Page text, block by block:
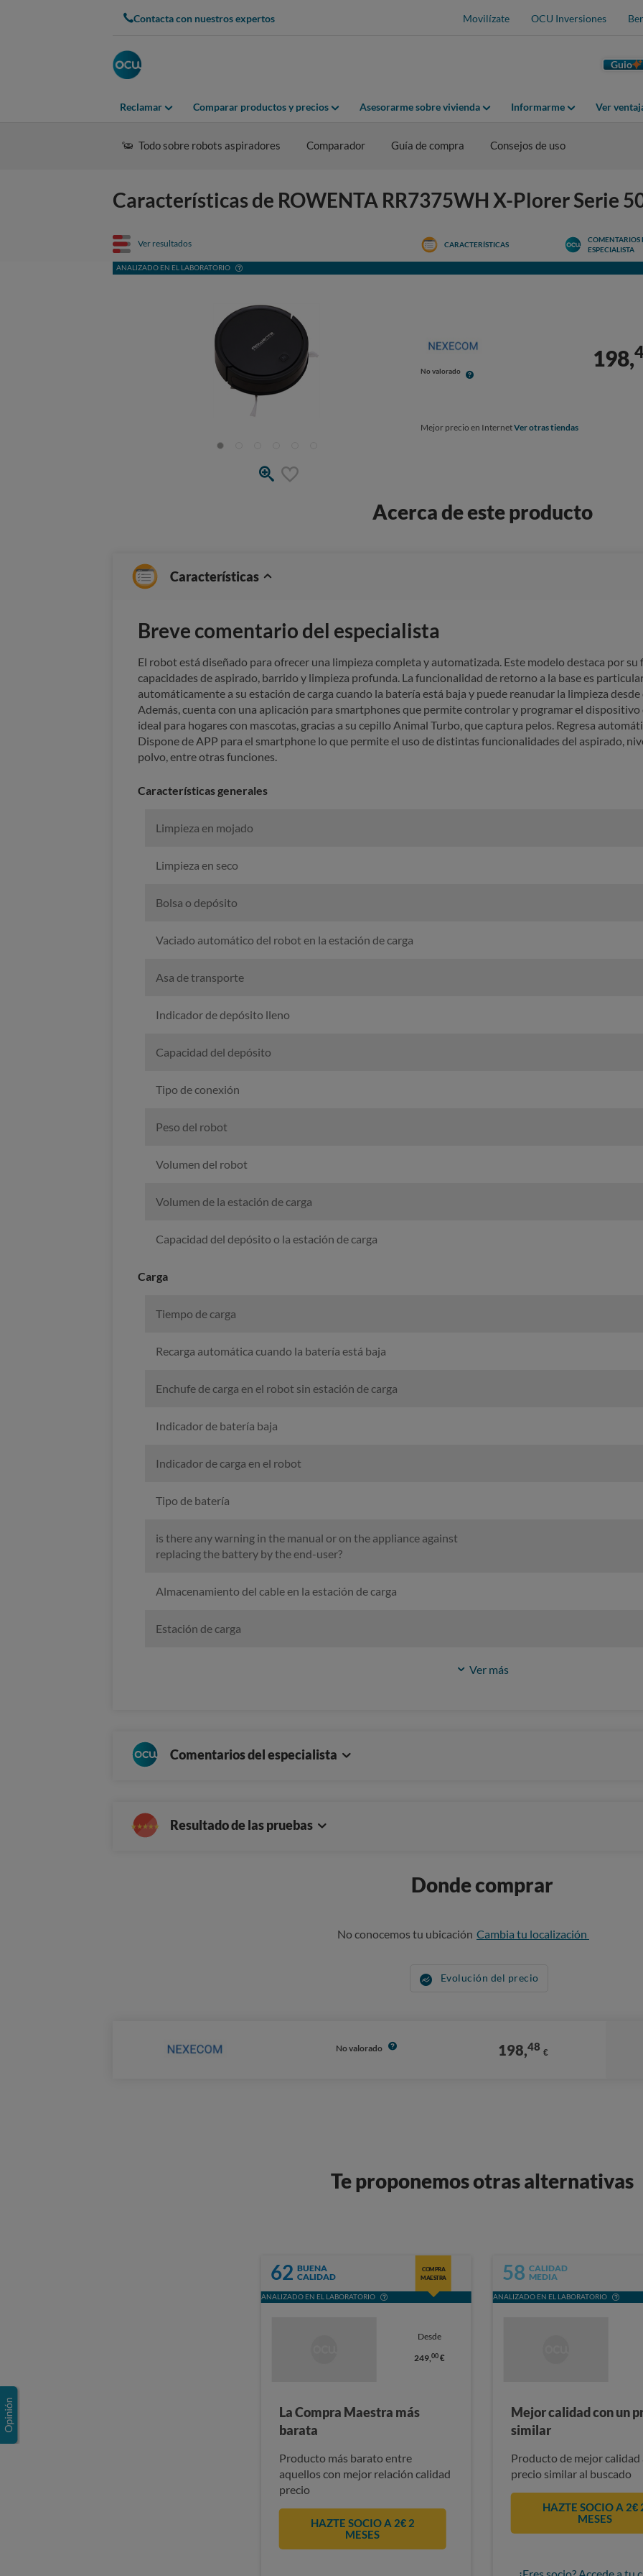
Contacta con nuestros expertos Movilízate OCU Inversiones
Guio
Reclamar Comparar productos y precios Asesorarme sobre vivienda Informarme Ver
Todo sobre robots aspiradores Comparador Guía de compra Consejos de uso
Características de ROWENTA RR7375WH X-Plorer Serie
Ver resultados
ANALIZADO EN EL LABORATORIO
CARACTERÍSTICAS
COMENTARIOS
ESPECIALISTA
No valorado
198,
Mejor precio en InternetVer otras tiendas
Acerca de este producto
Características
Breve comentario del especialista
El robot está diseñado para ofrecer una limpieza completa y automatizada. Este modelo destaca por su
capacidades de aspirado, barrido y limpieza profunda. La funcionalidad de retorno a la base es
automáticamente a su estación de carga cuando la batería está baja y puede reanudar la limpieza
Además, cuenta con una aplicación para smartphones que permite controlar y programar el dispositivo
ideal para hogares con mascotas, gracias a su cepillo Animal Turbo, que captura pelos. Regresa
Dispone de APP para el smartphone lo que permite el uso de distintas funcionalidades del aspirado,
polvo, entre otras funciones.
Características generales
Limpieza en mojado
Limpieza en seco
Bolsa o depósito
Vaciado automático del robot en la estación de carga
Asa de transporte
Indicador de depósito lleno
Capacidad del depósito
Tipo de conexión
Peso del robot
Volumen del robot
Volumen de la estación de carga
Capacidad del depósito o la estación de carga
Carga
Tiempo de carga
Recarga automática cuando la batería está baja
Enchufe de carga en el robot sin estación de carga
Indicador de batería baja
Indicador de carga en el robot
Tipo de batería
is there any warning in the manual or on the appliance against
replacing the battery by the end-user?
Almacenamiento del cable en la estación de carga
Estación de carga
Ver más
Comentarios del especialista
Resultado de las pruebas
Donde comprar
No conocemos tu ubicación Cambia tu localización
Evolución del precio
No valorado 198,48 €
Te proponemos otras alternativas
62 BUENA
CALIDAD
COMPRA
MAESTRA
ANALIZADO EN EL LABORATORIO
Desde
249,00€
La Compra Maestra más
barata
Producto más barato entre
aquellos con mejor relación calidad
precio
HAZTE SOCIO A 2€ 2
MESES
58 CALIDAD
MEDIA
ANALIZADO EN EL LABORATORIO
Mejor calidad con un
similar
Producto de mejor calidad
precio similar al buscado
HAZTE SOCIO A 2€
MESES
¿Eres socio? Accede a tu